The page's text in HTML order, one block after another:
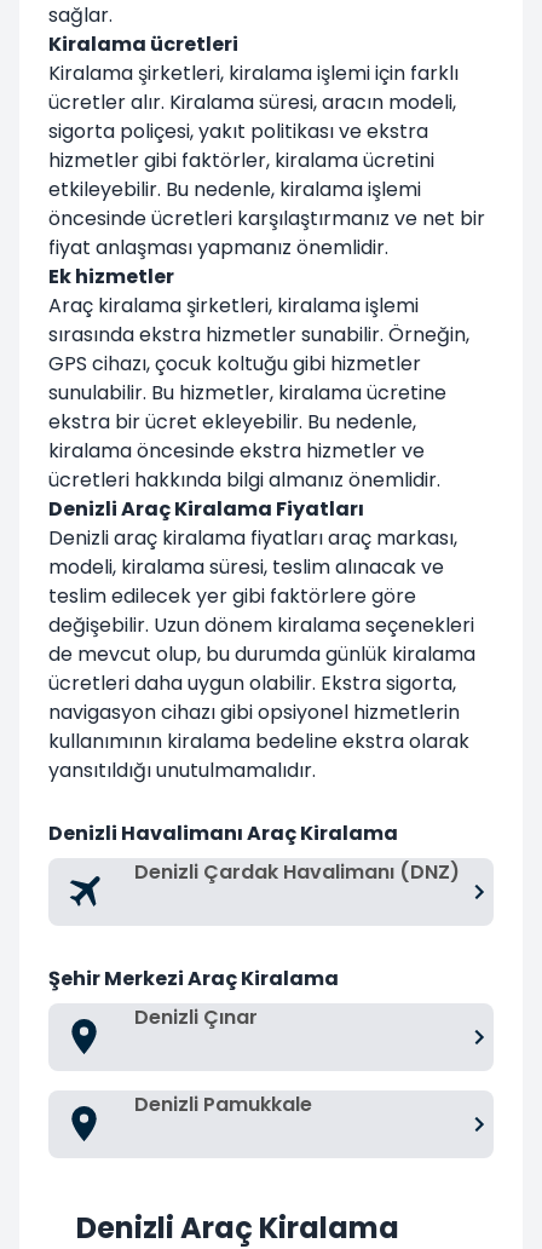
sağlar.
Kiralama ücretleri
Kiralama şirketleri, kiralama işlemi için farklı
ücretler alır. Kiralama süresi, aracın modeli,
sigorta poliçesi, yakıt politikası ve ekstra
hizmetler gibi faktörler, kiralama ücretini
etkileyebilir. Bu nedenle, kiralama işlemi
öncesinde ücretleri karşılaştırmanız ve net bir
fiyat anlaşması yapmanız önemlidir.
Ek hizmetler
Araç kiralama şirketleri, kiralama işlemi
sırasında ekstra hizmetler sunabilir. Örneğin,
GPS cihazı, çocuk koltuğu gibi hizmetler
sunulabilir. Bu hizmetler, kiralama ücretine
ekstra bir ücret ekleyebilir. Bu nedenle,
kiralama öncesinde ekstra hizmetler ve
ücretleri hakkında bilgi almanız önemlidir.
Denizli Araç Kiralama Fiyatları
Denizli araç kiralama fiyatları araç markası,
modeli, kiralama süresi, teslim alınacak ve
teslim edilecek yer gibi faktörlere göre
değişebilir. Uzun dönem kiralama seçenekleri
de mevcut olup, bu durumda günlük kiralama
ücretleri daha uygun olabilir. Ekstra sigorta,
navigasyon cihazı gibi opsiyonel hizmetlerin
kullanımının kiralama bedeline ekstra olarak
yansıtıldığı unutulmamalıdır.
Denizli Havalimanı Araç Kiralama
Denizli Çardak Havalimanı (DNZ)
Şehir Merkezi Araç Kiralama
Denizli Çınar
Denizli Pamukkale
Denizli Araç Kiralama